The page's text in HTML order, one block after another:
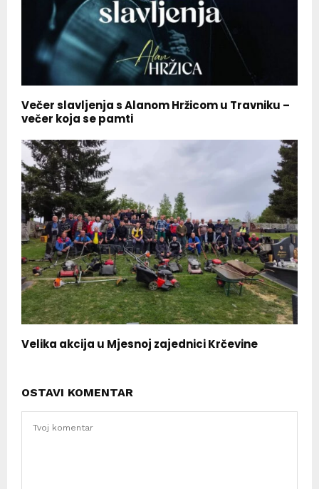
Večer slavljenja s Alanom Hržicom u Travniku –
večer koja se pamti
Velika akcija u Mjesnoj zajednici Krčevine
OSTAVI KOMENTAR